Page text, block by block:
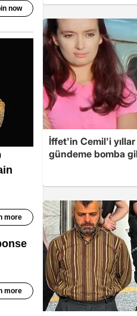
İffet'in Cemil'i
gündeme bomba